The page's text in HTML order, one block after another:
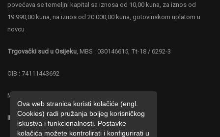
povećava se temeljni kapital sa iznosa od 10,00 kuna, za iznos od
19.990,00 kuna, na iznos od 20.000,00 kuna, gotovinskom uplatom u
novcu
Trgovački sud u Osijeku, MBS : 030146615, Tt-18 / 6292-3
OIB : 74111443692
MB : 4219287
IBAN : HR 0323600001102677886 ZABA
Ova web stranica koristi kolačiće (engl.
Cookies) radi pružanja boljeg korisničkog
iskustva i funkcionalnosti. Postavke
kolačića možete kontrolirati i konfigurirati u